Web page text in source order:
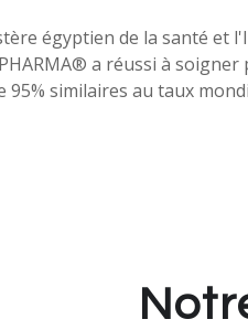
égyptien de la santé et
a réussi à
95% similaires au taux